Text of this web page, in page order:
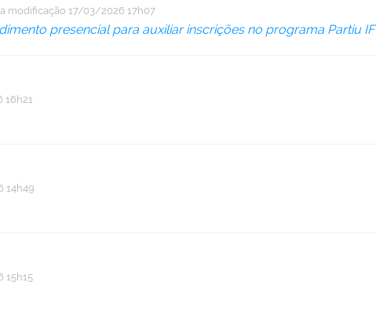
modificação 17/03/2026 17h07
presencial para auxiliar inscrições no programa Partiu IF
16h21
14h49
15h15